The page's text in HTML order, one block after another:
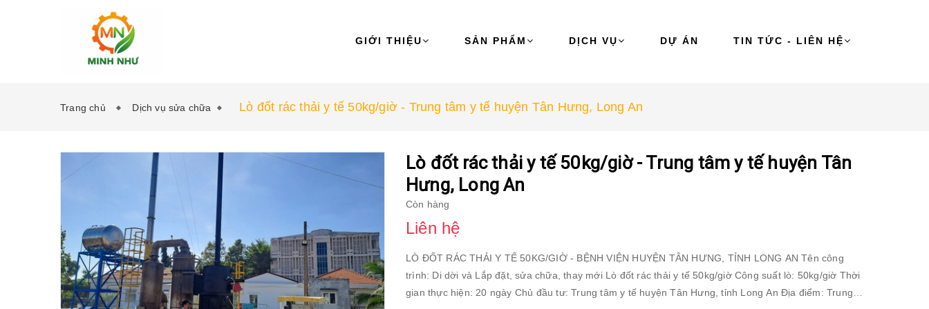
GIỚI THIỆU SẢN PHẨM DỊCH VỤ DỰ ÁN TIN TỨC - LIÊN HỆ
Trang chủ Dịch vụ sửa chữa Lò đốt rác thải y tế 50kg/giờ - Trung tâm y tế huyện Tân Hưng, Long An
Lò đốt rác thải y tế 50kg/giờ - Trung tâm y tế huyện Tân
Hưng, Long An
Còn hàng
Liên hệ
LÒ ĐỐT RÁC THẢI Y TẾ 50KG/GIỜ - BỆNH VIỆN HUYỆN TÂN HƯNG, TỈNH LONG AN Tên công
trình: Di dời và Lắp đặt, sửa chữa, thay mới Lò đốt rác thải y tế 50kg/giờ Công suất lò: 50kg/giờ Thời
gian thực hiện: 20 ngày Chủ đầu tư: Trung tâm y tế huyện Tân Hưng, tỉnh Long An Địa điểm: Trung